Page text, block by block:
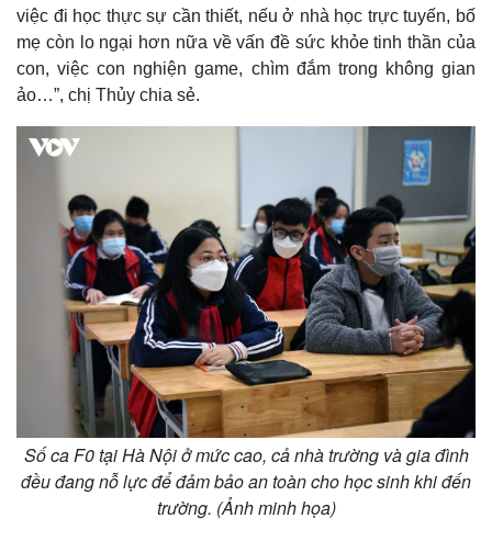
việc đi học thực sự cần thiết, nếu ở nhà học trực tuyến, bố
mẹ còn lo ngại hơn nữa về vấn đề sức khỏe tinh thần của
con, việc con nghiện game, chìm đắm trong không gian
ảo…”, chị Thủy chia sẻ.
Số ca F0 tại Hà Nội ở mức cao, cả nhà trường và gia đình
đều đang nỗ lực để đảm bảo an toàn cho học sinh khi đến
trường. (Ảnh minh họa)